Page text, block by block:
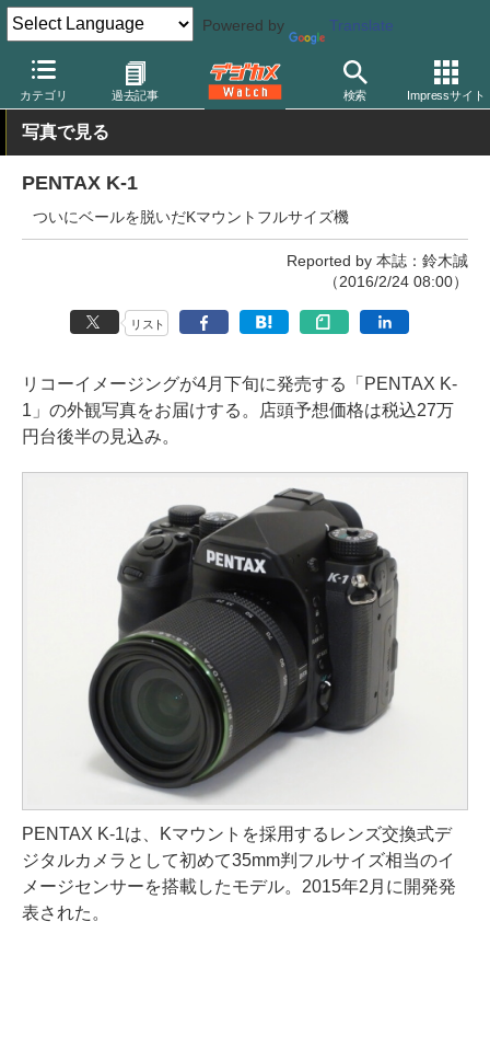
Powered by Translate
カテゴリ 過去記事 検索 Impressサイト
デジカメ Watch カメラ 一眼レフカメラ ペンタックス
写真で見る
PENTAX K-1
ついにベールを脱いだKマウントフルサイズ機
Reported by 本誌：鈴木誠
（2016/2/24 08:00）
リスト
リコーイメージングが4月下旬に発売する「PENTAX K-
1」の外観写真をお届けする。店頭予想価格は税込27万
円台後半の見込み。
PENTAX K-1は、Kマウントを採用するレンズ交換式デ
ジタルカメラとして初めて35mm判フルサイズ相当のイ
メージセンサーを搭載したモデル。2015年2月に開発発
表された。